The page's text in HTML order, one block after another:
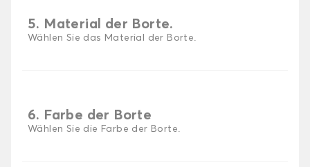
5. Material der Borte.
Wählen Sie das Material der Borte.
6. Farbe der Borte
Wählen Sie die Farbe der Borte.